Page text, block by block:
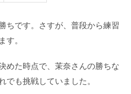
ちです。さすが、普段から練習
。
めた時点で、茉奈さんの勝ちな
も挑戦していました。